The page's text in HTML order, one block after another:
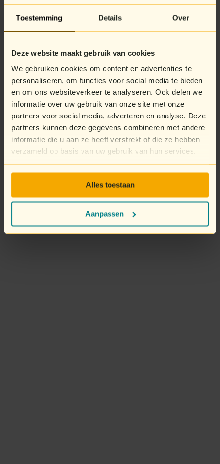
Toestemming Details Over
Deze website maakt gebruik van cookies
We gebruiken cookies om content en advertenties te
personaliseren, om functies voor social media te bieden
en om ons websiteverkeer te analyseren. Ook delen we
informatie over uw gebruik van onze site met onze
partners voor social media, adverteren en analyse. Deze
partners kunnen deze gegevens combineren met andere
informatie die u aan ze heeft verstrekt of die ze hebben
verzameld op basis van uw gebruik van hun services.
Alles toestaan
Aanpassen